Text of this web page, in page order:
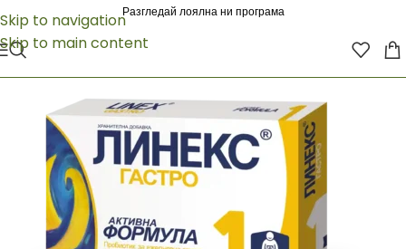
Skip to navigation
Skip to main content
Разгледай лоялна ни програма